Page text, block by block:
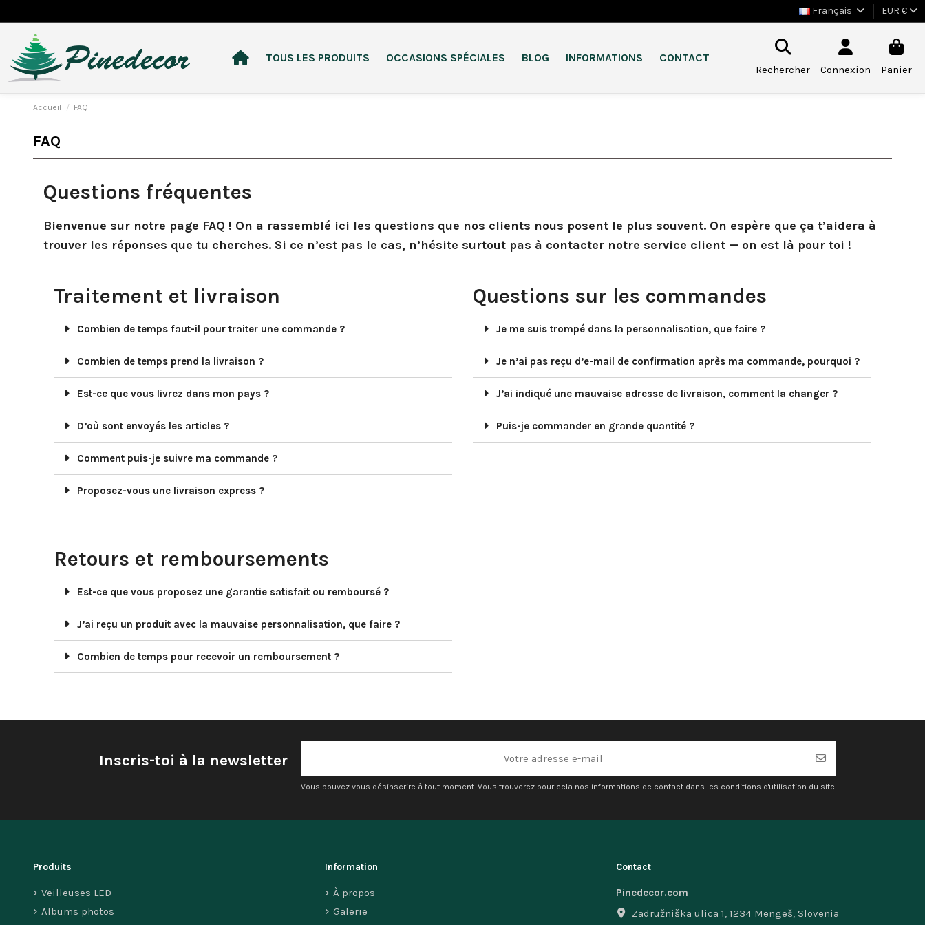
Français EUR €
TOUS LES PRODUITS OCCASIONS SPÉCIALES BLOG INFORMATIONS CONTACT
Rechercher Connexion Panier
Accueil FAQ
FAQ
Questions fréquentes
Bienvenue sur notre page FAQ ! On a rassemblé ici les questions que nos clients nous posent le plus souvent. On espère que ça t’aidera à
trouver les réponses que tu cherches. Si ce n’est pas le cas, n’hésite surtout pas à contacter notre service client — on est là pour toi !
Traitement et livraison
Combien de temps faut-il pour traiter une commande ?
Combien de temps prend la livraison ?
Est-ce que vous livrez dans mon pays ?
D’où sont envoyés les articles ?
Comment puis-je suivre ma commande ?
Proposez-vous une livraison express ?
Questions sur les commandes
Je me suis trompé dans la personnalisation, que faire ?
Je n’ai pas reçu d’e-mail de confirmation après ma commande, pourquoi ?
J’ai indiqué une mauvaise adresse de livraison, comment la changer ?
Puis-je commander en grande quantité ?
Retours et remboursements
Est-ce que vous proposez une garantie satisfait ou remboursé ?
J’ai reçu un produit avec la mauvaise personnalisation, que faire ?
Combien de temps pour recevoir un remboursement ?
Inscris-toi à la newsletter
Vous pouvez vous désinscrire à tout moment. Vous trouverez pour cela nos informations de contact dans les conditions d'utilisation du site.
Produits
Veilleuses LED
Albums photos
Information
À propos
Galerie
Contact
Pinedecor.com
Zadružniška ulica 1, 1234 Mengeš, Slovenia